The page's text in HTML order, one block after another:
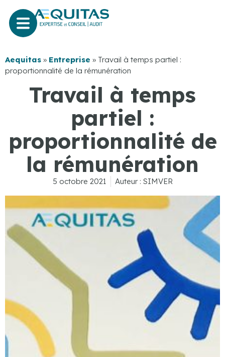
Aequitas » Entreprise » Travail à temps partiel :
proportionnalité de la rémunération
Travail à temps
partiel :
proportionnalité de
la rémunération
5 octobre 2021 Auteur : SIMVER